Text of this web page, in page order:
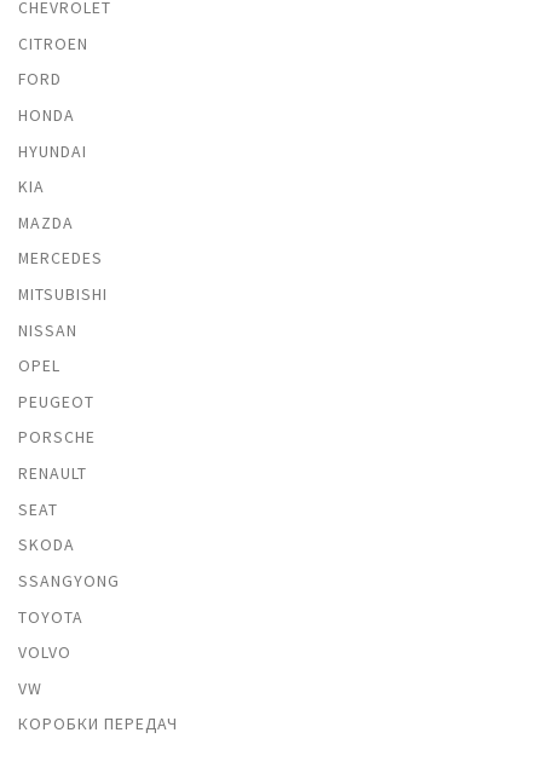
CHEVROLET
CITROEN
FORD
HONDA
HYUNDAI
KIA
MAZDA
MERCEDES
MITSUBISHI
NISSAN
OPEL
PEUGEOT
PORSCHE
RENAULT
SEAT
SKODA
SSANGYONG
TOYOTA
VOLVO
VW
КОРОБКИ ПЕРЕДАЧ